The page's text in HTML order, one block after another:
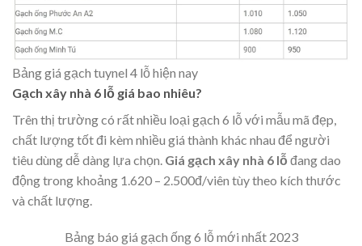
Bảng giá gạch tuynel 4 lỗ hiện nay
Gạch xây nhà 6 lỗ giá bao nhiêu?
Trên thị trường có rất nhiều loại gạch 6 lỗ với mẫu mã đẹp,
chất lượng tốt đi kèm nhiều giá thành khác nhau để người
tiêu dùng dễ dàng lựa chọn. Giá gạch xây nhà 6 lỗ đang dao
động trong khoảng 1.620 – 2.500đ/viên tùy theo kích thước
và chất lượng.
Bảng báo giá gạch ống 6 lỗ mới nhất 2023